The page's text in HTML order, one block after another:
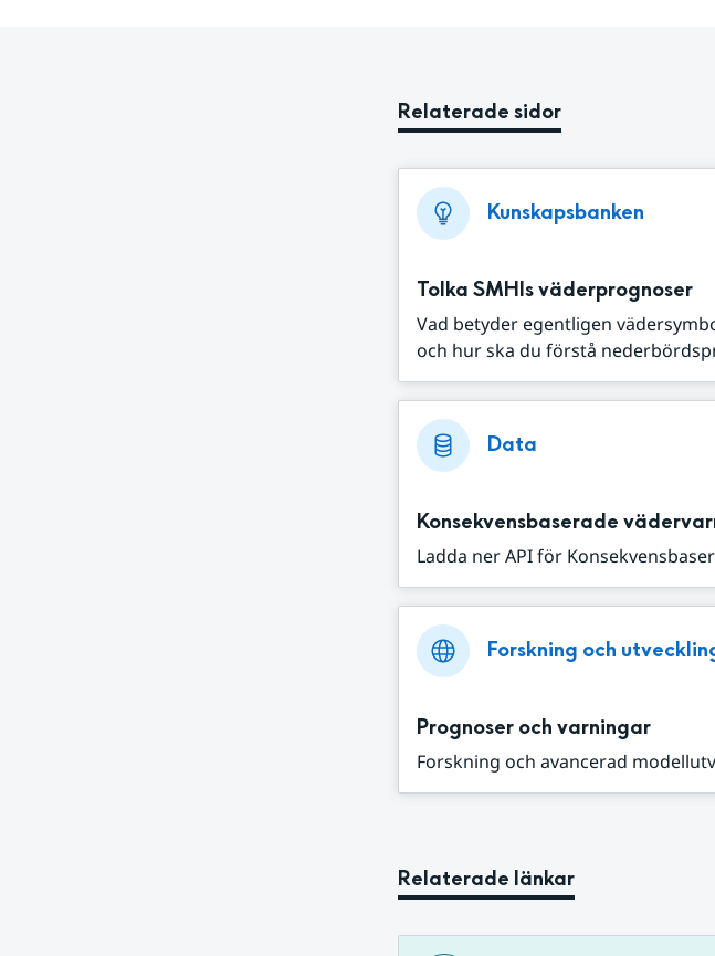
Relaterade sidor
Kunskapsbanken
Tolka SMHIs väderprognoser
Vad betyder egentligen
och hur ska du förstå
Data
Konsekvensbaserade
Ladda ner API för
Forskning och
Prognoser och varningar
Forskning och avancerad
Relaterade länkar